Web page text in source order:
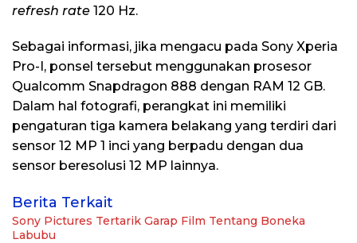
refresh rate 120 Hz.
Sebagai informasi, jika mengacu pada Sony Xperia
Pro-I, ponsel tersebut menggunakan prosesor
Qualcomm Snapdragon 888 dengan RAM 12 GB.
Dalam hal fotografi, perangkat ini memiliki
pengaturan tiga kamera belakang yang terdiri dari
sensor 12 MP 1 inci yang berpadu dengan dua
sensor beresolusi 12 MP lainnya.
Berita Terkait
Sony Pictures Tertarik Garap Film Tentang Boneka
Labubu